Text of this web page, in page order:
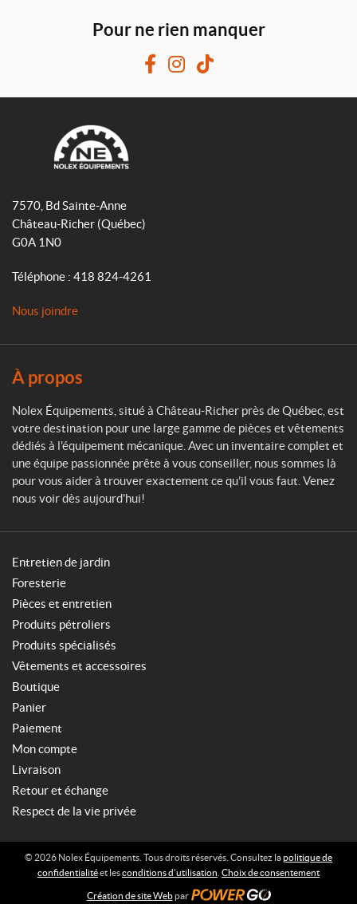
Pour ne rien manquer
F
I
T
o
l
e
x
É
q
u
i
m
e
n
t
s
7570, Bd Sainte-Anne
Château-Richer (Québec)
G0A 1N0
Téléphone : 418 824-4261
Nous joindre
À propos
Nolex Équipements, situé à Château-Richer près de Québec, est
votre destination pour une large gamme de pièces et vêtements
dédiés à l'équipement mécanique. Avec un inventaire complet et
une équipe passionnée prête à vous conseiller, nous sommes là
pour vous aider à trouver exactement ce qu’il vous faut. Venez
nous voir dès aujourd'hui!
Entretien de jardin
Foresterie
Pièces et entretien
Produits pétroliers
Produits spécialisés
Vêtements et accessoires
Boutique
Panier
Paiement
Mon compte
Livraison
Retour et échange
Respect de la vie privée
© 2026 Nolex Équipements. Tous droits réservés. Consultez lapolitique de
confidentialitéet lesconditions d’utilisation Choix de consentement
Création de site Webpar